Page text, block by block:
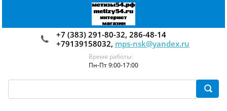
+7 (383) 291-80-32, 286-48-14
+79139158032, mps-nsk@yandex.ru
Время работы:
Пн-Пт 9:00-17:00